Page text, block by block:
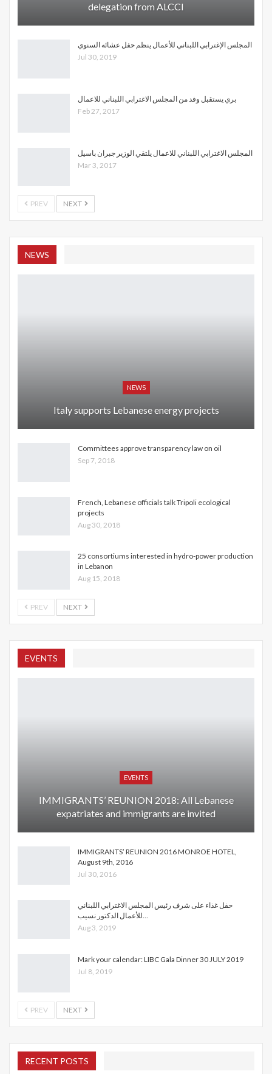
delegation from ALCCI
المجلس الإغترابي اللبناني للأعمال ينظم حفل عشائه السنوي
Jul 30, 2019
بري يستقبل وفد من المجلس الاغترابي اللبناني للاعمال
Feb 27, 2017
المجلس الاغترابي اللبناني للاعمال يلتقي الوزير جبران باسيل
Mar 3, 2017
PREV NEXT
NEWS
NEWS
Italy supports Lebanese energy projects
Committees approve transparency law on oil
Sep 7, 2018
French, Lebanese officials talk Tripoli ecological
projects
Aug 30, 2018
25 consortiums interested in hydro-power production
in Lebanon
Aug 15, 2018
PREV NEXT
EVENTS
EVENTS
IMMIGRANTS’ REUNION 2018: All Lebanese
expatriates and immigrants are invited
IMMIGRANTS’ REUNION 2016 MONROE HOTEL,
August 9th, 2016
Jul 30, 2016
حفل غذاء على شرف رئيس المجلس الاغترابي اللبناني
للأعمال الدكتور نسيب…
Aug 3, 2019
Mark your calendar: LIBC Gala Dinner 30 JULY 2019
Jul 8, 2019
PREV NEXT
RECENT POSTS